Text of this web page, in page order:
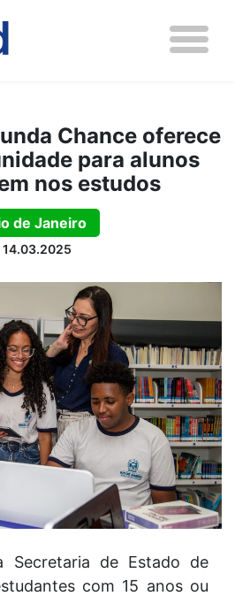
Chance oferece
para alunos
nos estudos
de Janeiro
14.03.2025
Secretaria de Estado de
com 15 anos ou